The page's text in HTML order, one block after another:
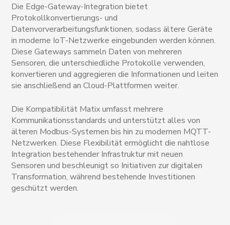
Die Edge-Gateway-Integration bietet
Protokollkonvertierungs- und
Datenvorverarbeitungsfunktionen, sodass ältere Geräte
in moderne IoT-Netzwerke eingebunden werden können.
Diese Gateways sammeln Daten von mehreren
Sensoren, die unterschiedliche Protokolle verwenden,
konvertieren und aggregieren die Informationen und leiten
sie anschließend an Cloud-Plattformen weiter.
Die Kompatibilität Matix umfasst mehrere
Kommunikationsstandards und unterstützt alles von
älteren Modbus-Systemen bis hin zu modernen MQTT-
Netzwerken. Diese Flexibilität ermöglicht die nahtlose
Integration bestehender Infrastruktur mit neuen
Sensoren und beschleunigt so Initiativen zur digitalen
Transformation, während bestehende Investitionen
geschützt werden.